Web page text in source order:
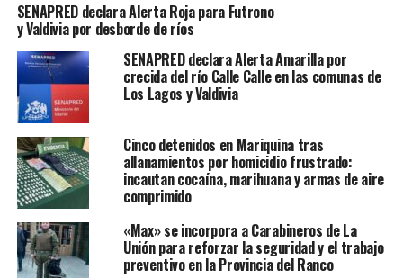
SIGUIENTE
PDI investiga femicidio frustrado contra adolescente de
14 años en Los Lagos
NO TE PIERDAS
Accidente de Tránsito en Valdivia: Conductor Huye tras
Atropello a Dos Personas
Redacción Radio Austral
SENAPRED declara Alerta Roja para Futrono
y Valdivia por desborde de ríos
SENAPRED declara Alerta Amarilla por
crecida del río Calle Calle en las comunas de
Los Lagos y Valdivia
Cinco detenidos en Mariquina tras
allanamientos por homicidio frustrado:
incautan cocaína, marihuana y armas de aire
comprimido
«Max» se incorpora a Carabineros de La
Unión para reforzar la seguridad y el trabajo
preventivo en la Provincia del Ranco